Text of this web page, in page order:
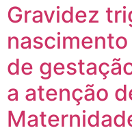
Gravidez
de
a atenção